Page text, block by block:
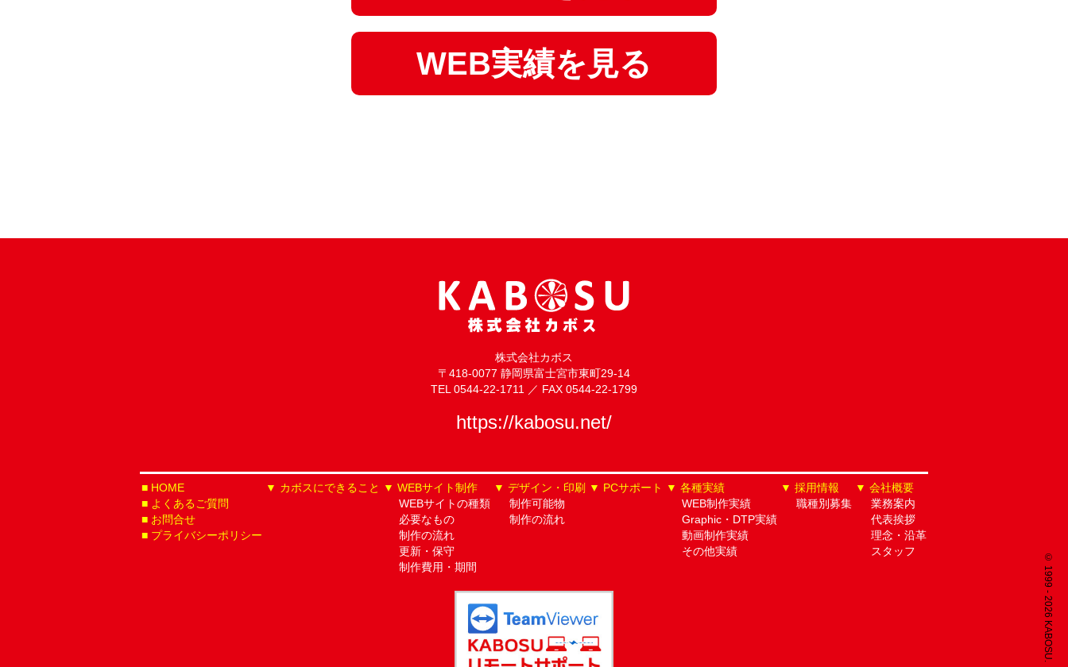
WEB実績を見る
株式会社カボス
〒418-0077 静岡県富士宮市東町29-14
TEL 0544-22-1711 ／ FAX 0544-22-1799
https://kabosu.net/
HOME
よくあるご質問
お問合せ
プライバシーポリシー
カボスにできること
WEBサイト制作
WEBサイトの種類
必要なもの
制作の流れ
更新・保守
制作費用・期間
デザイン・印刷
制作可能物
制作の流れ
PCサポート
各種実績
WEB制作実績
Graphic・DTP実績
動画制作実績
その他実績
採用情報
職種別募集
会社概要
業務案内
代表挨拶
理念・沿革
スタッフ
© 1999 - 2026 KABOSU.